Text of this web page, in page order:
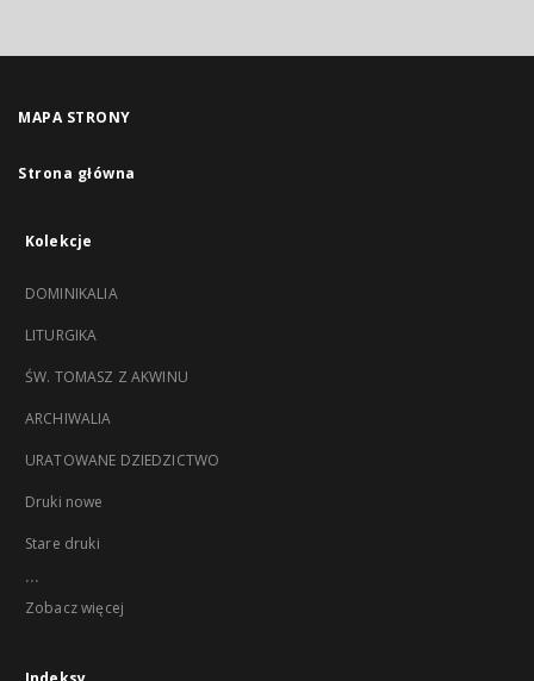
MAPA STRONY
Strona główna
Kolekcje
DOMINIKALIA
LITURGIKA
ŚW. TOMASZ Z AKWINU
ARCHIWALIA
URATOWANE DZIEDZICTWO
Druki nowe
Stare druki
...
Zobacz więcej